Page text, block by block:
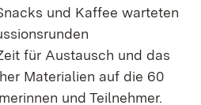
und Kaffee warteten
für Austausch und das
Materialien auf die 60
und Teilnehmer.